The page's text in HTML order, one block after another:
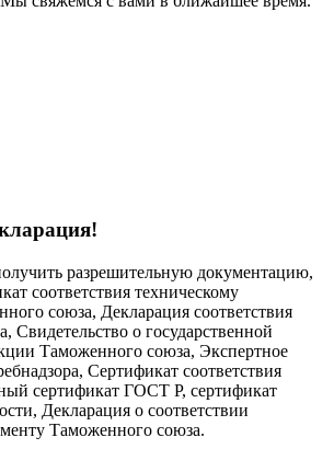
разрешительную документацию,
соответствия техническому
союза, Декларация соответствия
Свидетельство о государственной
Таможенного союза, Экспертное
Сертификат соответствия
сертификат ГОСТ Р, сертификат
Декларация о соответствии
Таможенного союза.